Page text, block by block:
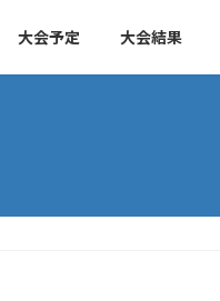
大会予定 大会結果